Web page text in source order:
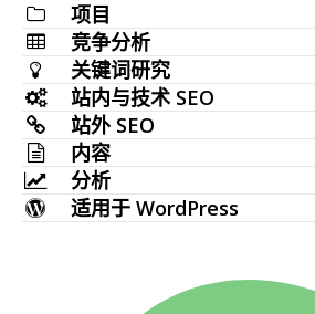
项目
SEO 检查清单
竞争分析
网站可见性检测
SERP 分析器
关键词研究
关键词生成器
批量搜索量检测
关键词创意（实时数据）
站内与技术 SEO
SEO 审计
关键词分布检测
HTTP 请求检测
站外 SEO
反链分析工具
最多被链接页面
内容
AI 文章生成器
分析
关键词排名检测
适用于 WordPress
多 WordPress 主题